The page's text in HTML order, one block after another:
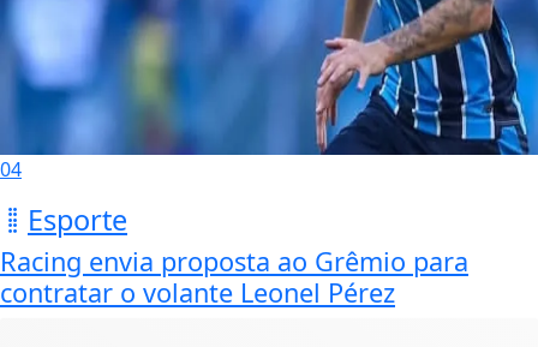
04
Esporte
Racing envia proposta ao Grêmio para
contratar o volante Leonel Pérez